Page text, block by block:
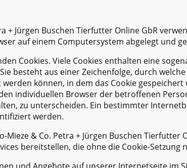
+ Jürgen Buschen Tierfutter Online GbR
auf einem Computersystem abgelegt und
Cookies. Viele Cookies enthalten eine
besteht aus einer Zeichenfolge, durch
können, in dem das Cookie gespeichert
individuellen Browser der betroffenen
zu unterscheiden. Ein bestimmter
werden.
Mieze & Co. Petra + Jürgen Buschen Tierfutter
bereitstellen, die ohne die Cookie-Setzung